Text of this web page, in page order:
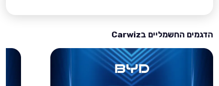
הדגמים החשמליים בCarwiz